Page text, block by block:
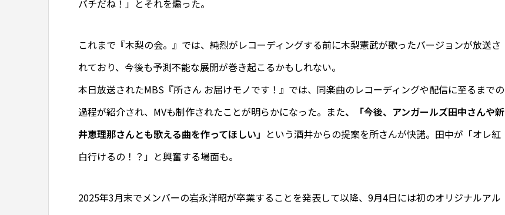
バチだね！」とそれを煽った。
これまで『木梨の会。』では、純烈がレコーディングする前に木梨憲武が歌ったバージョンが放送さ
れており、今後も予測不能な展開が巻き起こるかもしれない。
本日放送されたMBS『所さん お届けモノです！』では、同楽曲のレコーディングや配信に至るまでの
過程が紹介され、MVも制作されたことが明らかになった。また、「今後、アンガールズ田中さんや新
井恵理那さんとも歌える曲を作ってほしい」 という酒井からの提案を所さんが快諾。田中が「オレ紅
白行けるの！？」と興奮する場面も。
2025年3月末でメンバーの岩永洋昭が卒業することを発表して以降、9月4日には初のオリジナルアル